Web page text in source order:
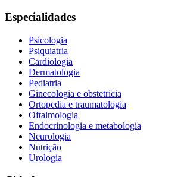
Especialidades
Psicologia
Psiquiatria
Cardiologia
Dermatologia
Pediatria
Ginecologia e obstetrícia
Ortopedia e traumatologia
Oftalmologia
Endocrinologia e metabologia
Neurologia
Nutrição
Urologia